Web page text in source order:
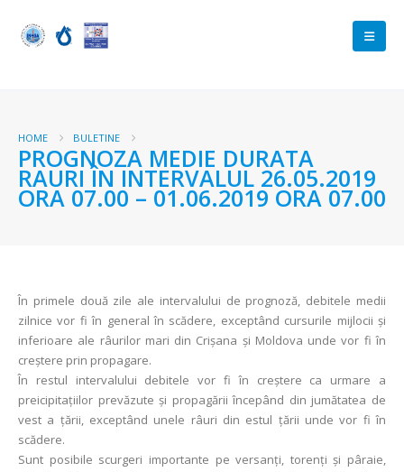
HOME BULETINE
PROGNOZA MEDIE DURATA
RAURI ÎN INTERVALUL 26.05.2019
ORA 07.00 – 01.06.2019 ORA 07.00
În primele două zile ale intervalului de prognoză, debitele medii
zilnice vor fi în general în scădere, exceptând cursurile mijlocii şi
inferioare ale râurilor mari din Crişana şi Moldova unde vor fi în
creştere prin propagare.
În restul intervalului debitele vor fi în creştere ca urmare a
preicipitaţiilor prevăzute şi propagării începând din jumătatea de
vest a ţării, exceptând unele râuri din estul ţării unde vor fi în
scădere.
Sunt posibile scurgeri importante pe versanți, torenți și pâraie,